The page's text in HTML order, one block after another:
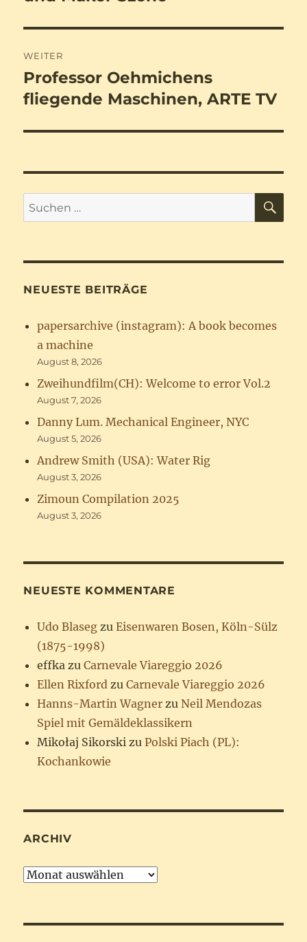
WEITER
Nächster
Beitrag:
Professor Oehmichens
fliegende Maschinen, ARTE TV
Suchen
nach:
NEUESTE BEITRÄGE
papersarchive (instagram): A book becomes
a machine
August 8, 2026
Zweihundfilm(CH): Welcome to error Vol.2
August 7, 2026
Danny Lum. Mechanical Engineer, NYC
August 5, 2026
Andrew Smith (USA): Water Rig
August 3, 2026
Zimoun Compilation 2025
August 3, 2026
NEUESTE KOMMENTARE
Udo Blaseg zuEisenwaren Bosen, Köln-Sülz
(1875-1998)
effka zuCarnevale Viareggio 2026
Ellen Rixford zuCarnevale Viareggio 2026
Hanns-Martin Wagner zuNeil Mendozas
Spiel mit Gemäldeklassikern
Mikołaj Sikorski zuPolski Piach (PL):
Kochankowie
ARCHIV
Archiv